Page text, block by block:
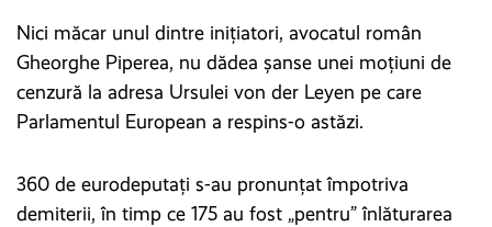
Nici măcar unul dintre inițiatori, avocatul român
Gheorghe Piperea, nu dădea șanse unei moțiuni de
cenzură la adresa Ursulei von der Leyen pe care
Parlamentul European a respins-o astăzi.
360 de eurodeputați s-au pronunțat împotriva
demiterii, în timp ce 175 au fost „pentru” înlăturarea